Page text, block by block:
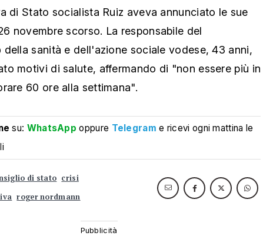
di Stato socialista Ruiz aveva annunciato le sue
novembre scorso. La responsabile del
della sanità e dell'azione sociale vodese, 43 anni,
motivi di salute, affermando di "non essere più in
60 ore alla settimana".
su: WhatsApp oppure Telegram e ricevi ogni mattina le
di stato crisi
roger nordmann